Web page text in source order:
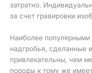
затратно.
за счет гравировки
Наиболее
надгробья, сделанные
привлекательны, чем
породы к тому же